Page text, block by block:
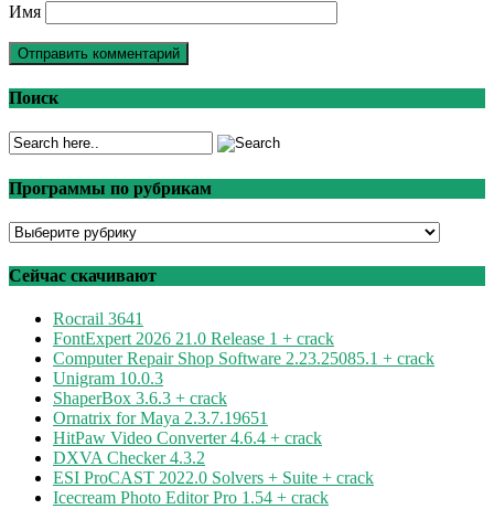
Имя
Поиск
Программы по рубрикам
Программы
рубрикам
Сейчас скачивают
Rocrail 3641
FontExpert 2026 21.0 Release 1 + crack
Computer Repair Shop Software 2.23.25085.1 + crack
Unigram 10.0.3
ShaperBox 3.6.3 + crack
Ornatrix for Maya 2.3.7.19651
HitPaw Video Converter 4.6.4 + crack
DXVA Checker 4.3.2
ESI ProCAST 2022.0 Solvers + Suite + crack
Icecream Photo Editor Pro 1.54 + crack